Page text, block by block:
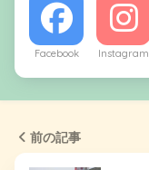
Facebook Instagram
前の記事